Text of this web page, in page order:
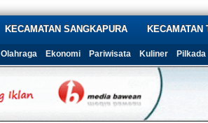
KECAMATAN SANGKAPURA KECAMATAN
Olahraga Ekonomi Pariwisata Kuliner Pilkada